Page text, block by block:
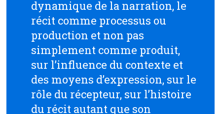
dynamique de la narration, le
récit comme processus ou
production et non pas
simplement comme produit,
sur l’influence du contexte et
des moyens d’expression, sur le
rôle du récepteur, sur l’histoire
du récit autant que son